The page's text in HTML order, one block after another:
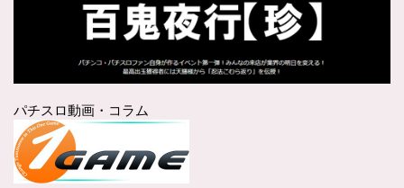
パチスロ動画・コラム